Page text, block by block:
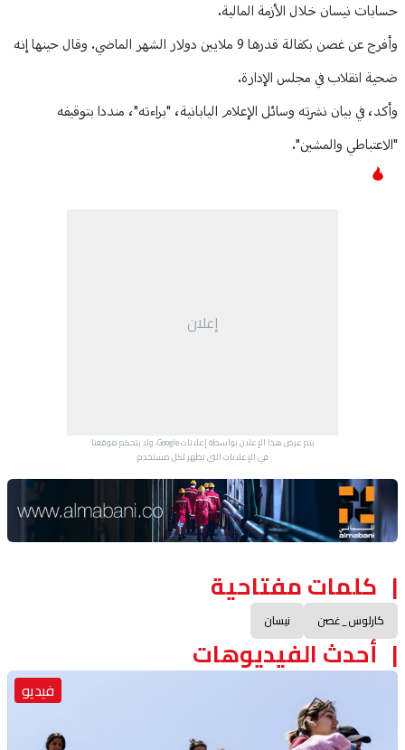
حسابات نيسان خلال الأزمة المالية.
وأفرج عن غصن بكفالة قدرها 9 ملايين دولار الشهر الماضي. وقال حينها إنه
ضحية انقلاب في مجلس الإدارة.
وأكد، في بيان نشرته وسائل الإعلام اليابانية، "براءته"، منددا بتوقيفه
"الاعتباطي والمشين".
إعلان
يتم عرض هذا الإعلان بواسطة إعلانات Google، ولا يتحكم موقعنا
في الإعلانات التي تظهر لكل مستخدم.
Advertisement Section
كلمات مفتاحية
كارلوس_غصن نيسان
أحدث الفيديوهات
فيديو